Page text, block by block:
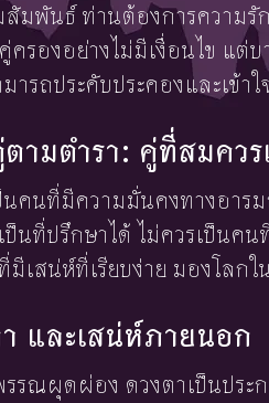
สัมพันธ์ ท่านต้องการความรั
รองอย่างไม่มีเงื่อนไข แต่
รถประคับประคองและเข้า
ามตำรา: คู่ที่สมคว
ป็นคนที่มีความมั่นคงทางอ
ป็นที่ปรึกษาได้ ไม่ควรเป็นค
เสน่ห์ที่เรียบง่าย มองโลก
และเสน่ห์ภายนอก
รณผุดผ่อง ดวงตาเป็นประ